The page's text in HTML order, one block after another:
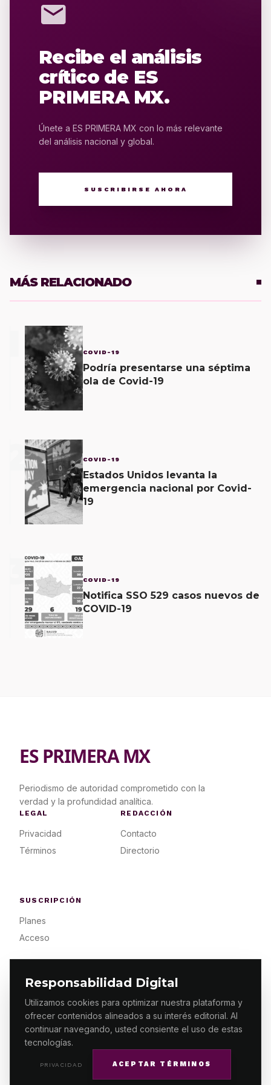
Responsabilidad Digital
Utilizamos cookies para optimizar nuestra plataforma y
ofrecer contenidos alineados a su interés editorial. Al
continuar navegando, usted consiente el uso de estas
tecnologías.
PRIVACIDAD ACEPTAR TÉRMINOS
mail
Recibe el análisis
crítico de ES
PRIMERA MX.
Únete a ES PRIMERA MX con lo más relevante
del análisis nacional y global.
SUSCRIBIRSE AHORA
MÁS RELACIONADO
COVID-19
Podría presentarse una séptima
ola de Covid-19
2 COVID-19
Estados Unidos levanta la
emergencia nacional por Covid-
19
3 COVID-19
Notifica SSO 529 casos nuevos de
COVID-19
ES PRIMERA MX
Periodismo de autoridad comprometido con la
verdad y la profundidad analítica.
LEGAL
Privacidad
Términos
REDACCIÓN
Contacto
Directorio
SUSCRIPCIÓN
Planes
Acceso
© 2026 ES PRIMERA MX. ALGUNOS DERECHOS
RESERVADOS / DESIGNMAKING.MX